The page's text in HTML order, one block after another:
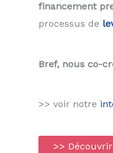
financement
processus de
Bref, nous co-
>> voir notre
>>